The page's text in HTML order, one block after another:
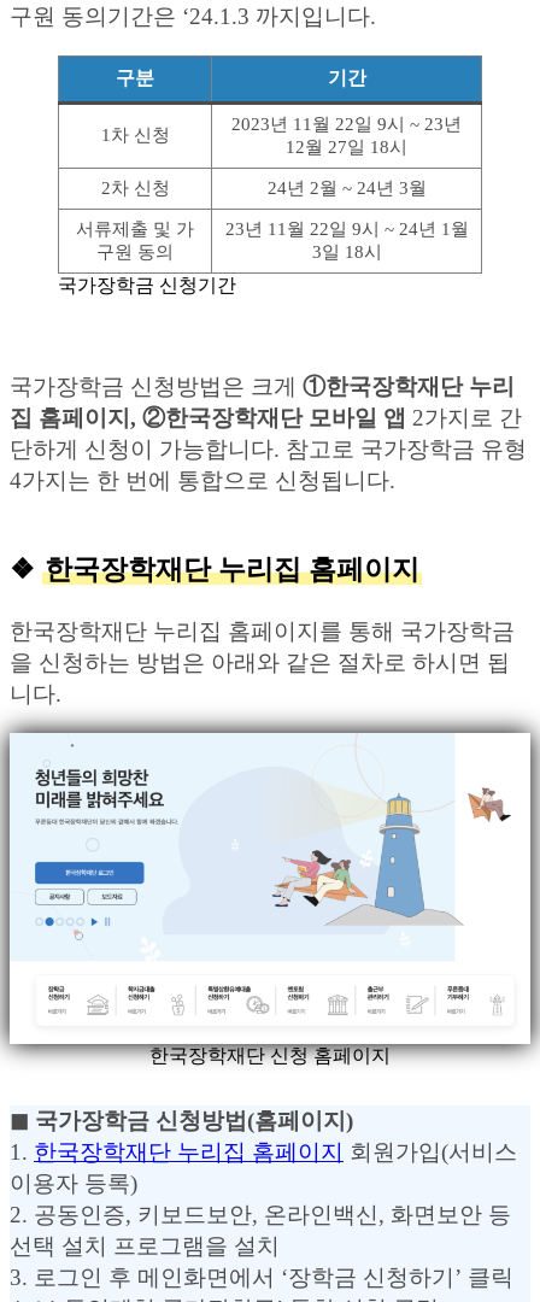
구원 동의기간은 ‘24.1.3 까지입니다.
구분 기간
1차 신청
2023년 11월 22일 9시 ~ 23년
12월 27일 18시
2차 신청 24년 2월 ~ 24년 3월
서류제출 및 가
구원 동의
23년 11월 22일 9시 ~ 24년 1월
3일 18시
국가장학금 신청기간
국가장학금 신청방법은 크게 ①한국장학재단 누리
집 홈페이지, ②한국장학재단 모바일 앱 2가지로 간
단하게 신청이 가능합니다. 참고로 국가장학금 유형
4가지는 한 번에 통합으로 신청됩니다.
❖ 한국장학재단 누리집 홈페이지
한국장학재단 누리집 홈페이지를 통해 국가장학금
을 신청하는 방법은 아래와 같은 절차로 하시면 됩
니다.
한국장학재단 신청 홈페이지
◼︎ 국가장학금 신청방법(홈페이지)
1. 한국장학재단 누리집 홈페이지
회원가입(서비스
이용자 등록)
2. 공동인증, 키보드보안, 온라인백신, 화면보안 등
선택 설치 프로그램을 설치
3. 로그인 후 메인화면에서 ‘장학금 신청하기’ 클릭